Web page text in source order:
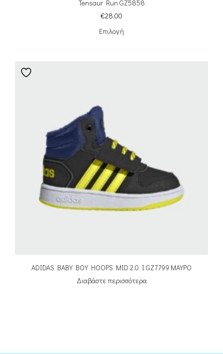
Tensaur Run GZ5858
€28.00
Επιλογή
ADIDAS BABY BOY HOOPS MID 2.0 I GZ7799 ΜΑΥΡΟ
Διαβάστε περισσότερα